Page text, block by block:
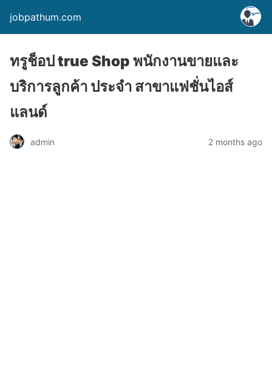
jobpathum.com
ทรูช็อป true Shop พนักงานขายและ
บริการลูกค้า ประจำ สาขาแฟชั่นไอส์
แลนด์
admin 2 months ago